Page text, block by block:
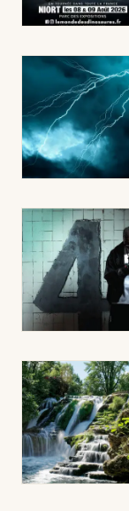
Choisir mes
Mon email